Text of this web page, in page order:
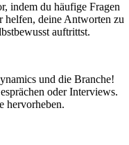
indem du häufige Fragen
helfen, deine Antworten zu
auftrittst.
und die Branche!
oder Interviews.
hervorheben.